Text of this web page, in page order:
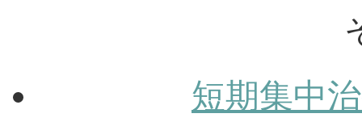
短期集中